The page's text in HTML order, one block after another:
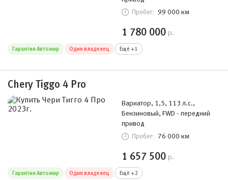
Пробег: 99 000 км
1 780 000 р.
Гарантия Автомир Один владелец Ещё +1
Chery Tiggo 4 Pro
Вариатор, 1,5, 113 л.с.,
Бензиновый, FWD - передний
привод
Пробег: 76 000 км
1 657 500 р.
Гарантия Автомир Один владелец Ещё +2